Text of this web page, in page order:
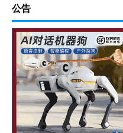
公告